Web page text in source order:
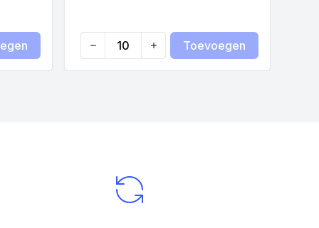
Quantity
Toevoegen